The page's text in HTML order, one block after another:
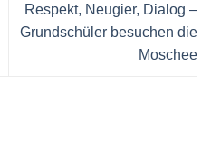
Respekt, Neugier, Dialog –
Grundschüler besuchen die
Moschee